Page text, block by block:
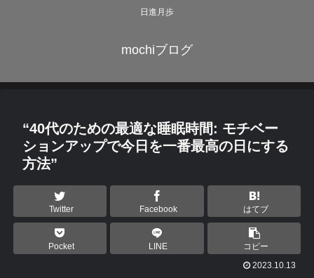
日進月歩
mochiブログ
“40代のための最適な睡眠時間: モチベー
ションアップで今日を一番最高の日にする
方法”
Twitter Facebook はてブ
Pocket LINE
コピー
2023.10.13